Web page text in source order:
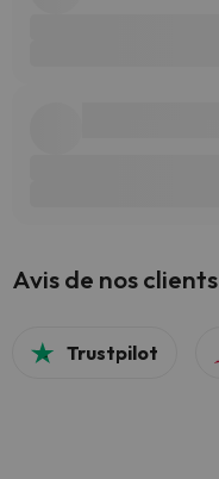
Avis de nos clients
Trustpilot